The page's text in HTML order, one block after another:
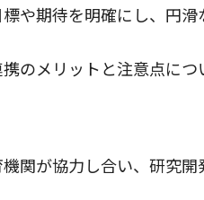
や期待を明確にし、円
のメリットと注意点に
関が協力し合い、研究開